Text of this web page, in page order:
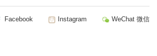
Facebook Instagram WeChat 微信